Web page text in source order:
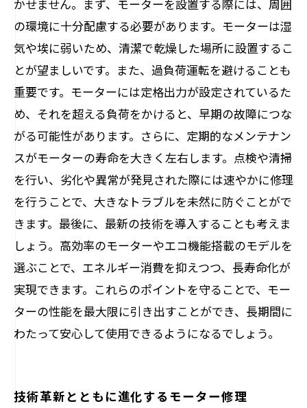
かせません。まず、モーターを設置する際には、周囲
の環境に十分配慮する必要があります。モーターは湿
気や埃に弱いため、清潔で乾燥した場所に設置するこ
とが望ましいです。また、過負荷運転を避けることも
重要です。モーターには定格出力が設定されているた
め、それを超える負荷をかけると、早期の故障につな
がる可能性があります。さらに、定期的なメンテナン
スがモーターの寿命を大きく左右します。点検や清掃
を行い、劣化や異常が発見された際には速やかに修理
を行うことで、大きなトラブルを未然に防ぐことがで
きます。最後に、最新の技術を導入することも考えま
しょう。高効率のモーターやエコ機能搭載のモデルを
選ぶことで、エネルギー消費を抑えつつ、長寿命化が
実現できます。これらのポイントを守ることで、モー
ターの性能を最大限に引き出すことができ、長期間に
わたって安心して使用できるようになるでしょう。
技術革新とともに進化するモーター修理